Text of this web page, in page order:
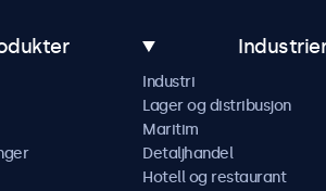
Industrier
Industri
Lager og distribusjon
Maritim
Detaljhandel
Hotell og restaurant